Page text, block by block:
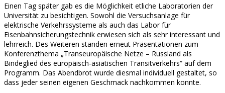
Einen Tag später gab es die Möglichkeit etliche Laboratorien der
Universität zu besichtigen. Sowohl die Versuchsanlage für
elektrische Verkehrssysteme als auch das Labor für
Eisenbahnsicherungstechnik erwiesen sich als sehr interessant und
lehrreich. Des Weiteren standen erneut Präsentationen zum
Konferenzthema „Transeuropäische Netze – Russland als
Bindeglied des europäisch-asiatischen Transitverkehrs“ auf dem
Programm. Das Abendbrot wurde diesmal individuell gestaltet, so
dass jeder seinen eigenen Geschmack nachkommen konnte.